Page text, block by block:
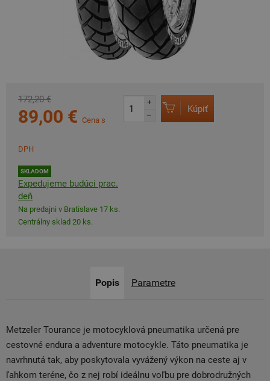
172,20 €
89,00 € Cena s
DPH
SKLADOM
Expedujeme budúci prac.
deň
Na predajni v Bratislave 17 ks.
Centrálny sklad 20 ks.
+
–
Kúpiť
Popis Parametre
Metzeler Tourance je motocyklová pneumatika určená pre
cestovné endura a adventure motocykle. Táto pneumatika je
navrhnutá tak, aby poskytovala vyvážený výkon na ceste aj v
ľahkom teréne, čo z nej robí ideálnu voľbu pre dobrodružných